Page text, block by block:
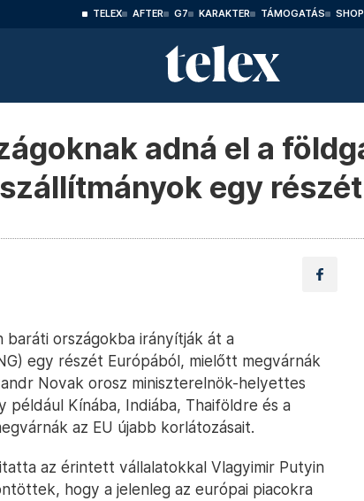
TELEX AFTER G7 KARAKTER TÁMOGATÁS SHOP
adná el a
egy
baráti országokba irányítják át a
egy részét Európából, mielőtt megvárnák
Novak orosz miniszterelnök-helyettes
például Kínába, Indiába, Thaiföldre és a
az EU újabb korlátozásait.
az érintett vállalatokkal Vlagyimir Putyin
hogy a jelenleg az európai piacokra